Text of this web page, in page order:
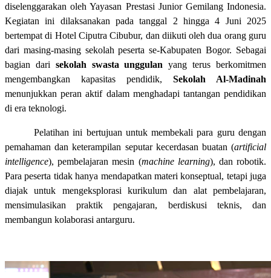
diselenggarakan oleh Yayasan Prestasi Junior Gemilang Indonesia.
Kegiatan ini dilaksanakan pada tanggal 2 hingga 4 Juni 2025
bertempat di Hotel Ciputra Cibubur, dan diikuti oleh dua orang guru
dari masing-masing sekolah peserta se-Kabupaten Bogor. Sebagai
bagian dari sekolah swasta unggulan yang terus berkomitmen
mengembangkan kapasitas pendidik, Sekolah Al-Madinah
menunjukkan peran aktif dalam menghadapi tantangan pendidikan
di era teknologi.
Pelatihan ini bertujuan untuk membekali para guru dengan
pemahaman dan keterampilan seputar kecerdasan buatan (artificial
intelligence), pembelajaran mesin (machine learning), dan robotik.
Para peserta tidak hanya mendapatkan materi konseptual, tetapi juga
diajak untuk mengeksplorasi kurikulum dan alat pembelajaran,
mensimulasikan praktik pengajaran, berdiskusi teknis, dan
membangun kolaborasi antarguru.